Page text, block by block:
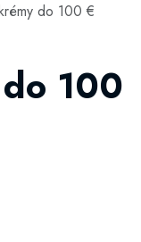
do 100 €
100